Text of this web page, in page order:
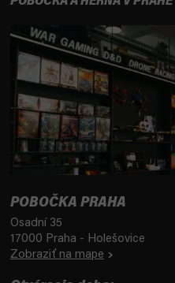
POBOČKA PRAHA
Osadní 35
17000 Praha - Holešovice
Zobraziť na mape